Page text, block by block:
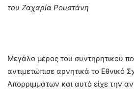
του Ζαχαρία Ρουστάνη
Μεγάλο μέρος του συντηρητικού
αντιμετώπισε αρνητικά το Εθνικό
Απορριμμάτων και αυτό είχε την